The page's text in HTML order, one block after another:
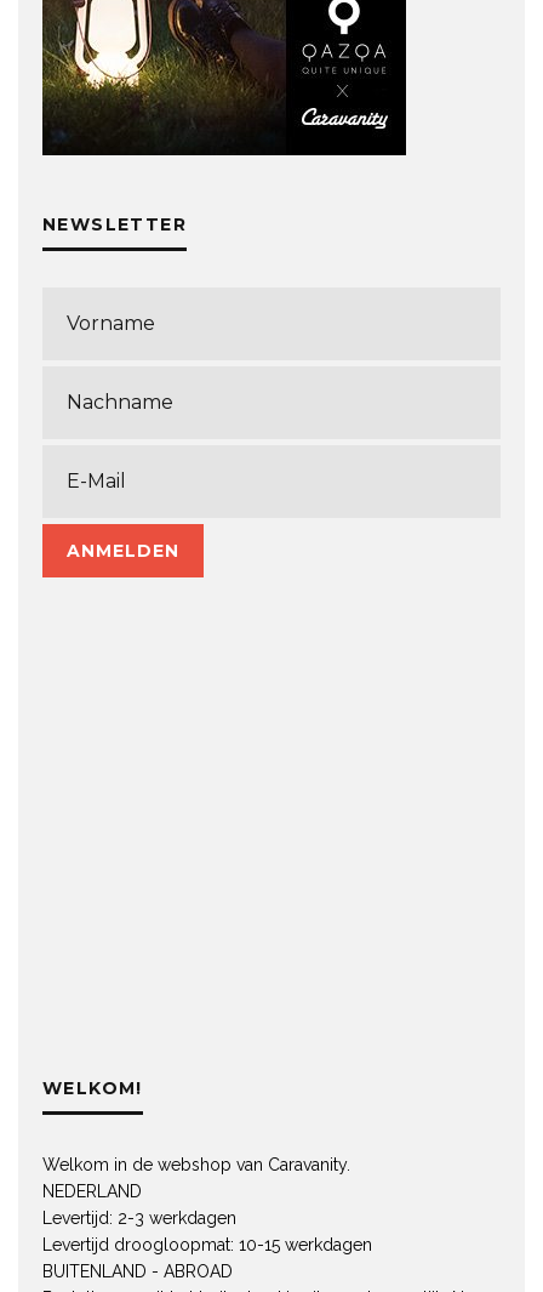
NEWSLETTER
WELKOM!
Welkom in de webshop van Caravanity.
NEDERLAND
Levertijd: 2-3 werkdagen
Levertijd droogloopmat: 10-15 werkdagen
BUITENLAND - ABROAD